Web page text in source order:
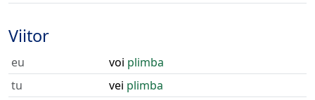
Viitor
eu voi plimba
tu
vei plimba